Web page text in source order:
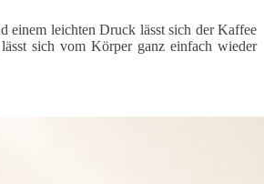
einem leichten Druck lässt sich der Kaffee
sich vom Körper ganz einfach wieder